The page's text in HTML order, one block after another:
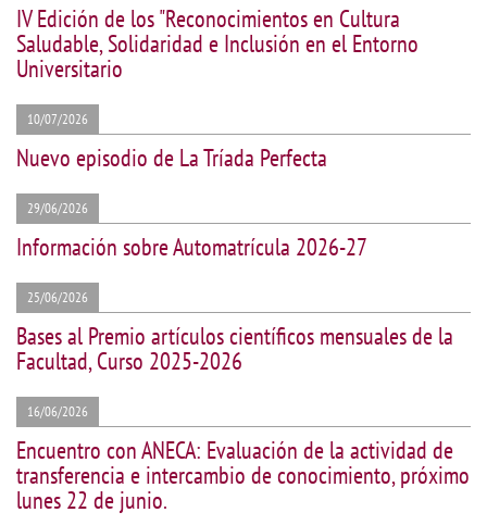
IV Edición de los "Reconocimientos en Cultura
Saludable, Solidaridad e Inclusión en el Entorno
Universitario
10/07/2026
Nuevo episodio de La Tríada Perfecta
29/06/2026
Información sobre Automatrícula 2026-27
25/06/2026
Bases al Premio artículos científicos mensuales de la
Facultad, Curso 2025-2026
16/06/2026
Encuentro con ANECA: Evaluación de la actividad de
transferencia e intercambio de conocimiento, próximo
lunes 22 de junio.